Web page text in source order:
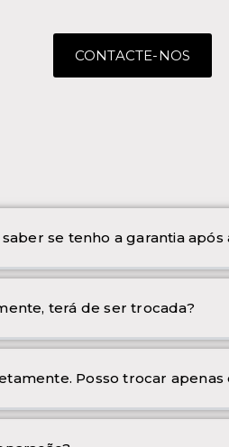
CONTACTE-NOS
se tenho a garantia após
terá de ser trocada?
Posso trocar apenas